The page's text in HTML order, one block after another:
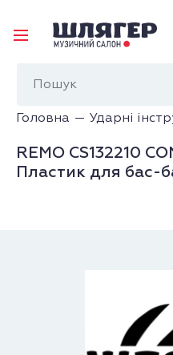
Головна Ударні
REMO CS132210
Пластик для бас-